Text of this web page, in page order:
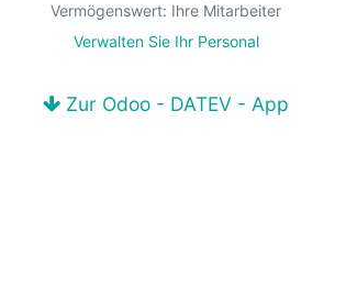
Vermögenswert: Ihre Mitarbeiter
Verwalten Sie Ihr Personal
Zur Odoo - DATEV - App